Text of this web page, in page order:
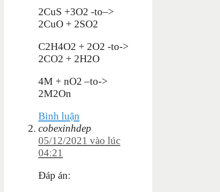
2CuS +3O2 -to–>
2CuO + 2SO2
C2H4O2 + 2O2 -to->
2CO2 + 2H2O
4M + nO2 –to->
2M2On
Bình luận
cobexinhdep
05/12/2021 vào lúc
04:21
Đáp án: